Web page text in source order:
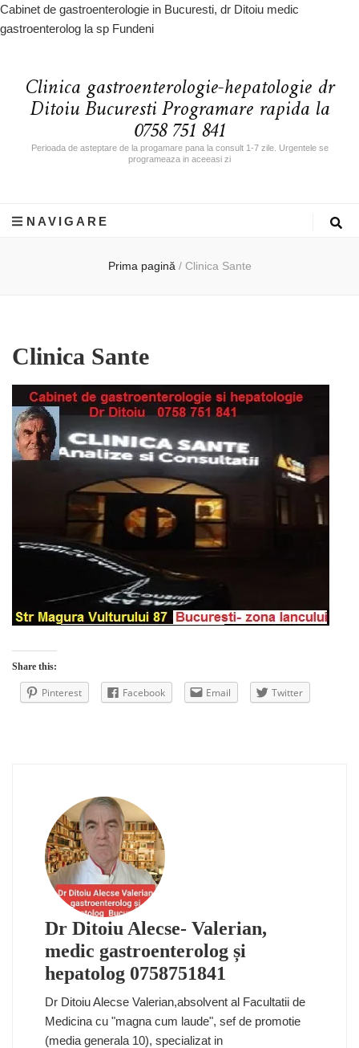
Cabinet de gastroenterologie in Bucuresti, dr Ditoiu medic
gastroenterolog la sp Fundeni
Clinica gastroenterologie-hepatologie dr
Ditoiu Bucuresti Programare rapida la
0758 751 841
Perioada de asteptare de la progamare pana la consult 1-7 zile. Urgentele se
programeaza in aceeasi zi
NAVIGARE
Prima pagină / Clinica Sante
Clinica Sante
Share this:
Pinterest Facebook Email Twitter
Dr Ditoiu Alecse- Valerian,
medic gastroenterolog și
hepatolog 0758751841
Dr Ditoiu Alecse Valerian,absolvent al Facultatii de
Medicina cu "magna cum laude", sef de promotie
(media generala 10), specializat in